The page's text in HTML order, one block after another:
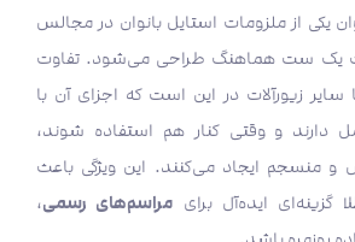
یکی از ملزومات استایل بانوان در مجالس
یک ست هماهنگ طراحی می‌شود. تفاوت
زیورآلات در این است که اجزای آن با
دارند و وقتی کنار هم استفاده شوند،
منسجم ایجاد می‌کنند. این ویژگی باعث
ایده‌آل برای مراسم‌های رسمی،